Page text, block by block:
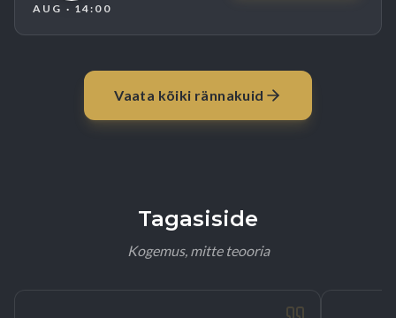
AUG · 14:00
Vaata kõiki rännakuid
Tagasiside
Kogemus, mitte teooria